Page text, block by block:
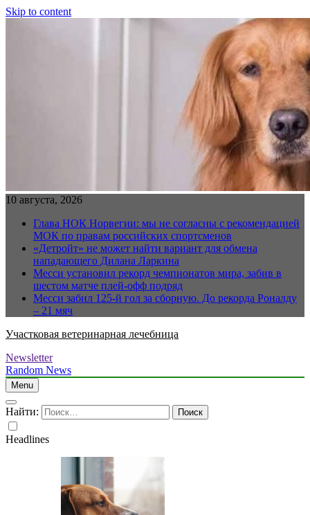
Skip to content
10 августа, 2026
Глава НОК Норвегии: мы не согласны с рекомендацией
МОК по правам российских спортсменов
«Детройт» не может найти вариант для обмена
нападающего Дилана Ларкина
Месси установил рекорд чемпионатов мира, забив в
шестом матче плей‑офф подряд
Месси забил 125-й гол за сборную. До рекорда Роналду
– 21 мяч
Участковая ветеринарная лечебница
Newsletter
Random News
Menu
Найти:
Headlines